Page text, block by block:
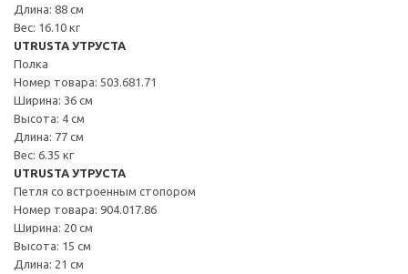
Длина: 88 см
Вес: 16.10 кг
UTRUSTA УТРУСТА
Полка
Номер товара: 503.681.71
Ширина: 36 см
Высота: 4 см
Длина: 77 см
Вес: 6.35 кг
UTRUSTA УТРУСТА
Петля со встроенным стопором
Номер товара: 904.017.86
Ширина: 20 см
Высота: 15 см
Длина: 21 см